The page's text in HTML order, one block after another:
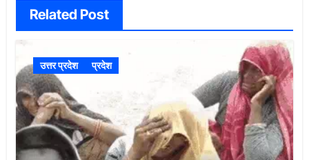
Related Post
उत्तर प्रदेश प्रदेश